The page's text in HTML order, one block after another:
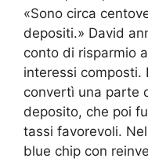
«Sono circa
depositi.» David
conto di risparmio
interessi composti.
convertì una parte
deposito, che poi
tassi favorevoli.
blue chip con